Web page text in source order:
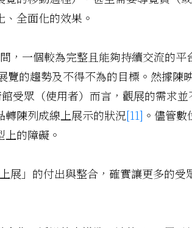
全面化的效果。
，一個較為完整且能夠持續交流的平
覽的趨勢及不得不為的目標。然據陳
受眾（使用者）而言，觀展的需求
陳列成線上展示的狀況[11] 。儘管
的障礙。
展」的付出與整合，確實讓更多的受